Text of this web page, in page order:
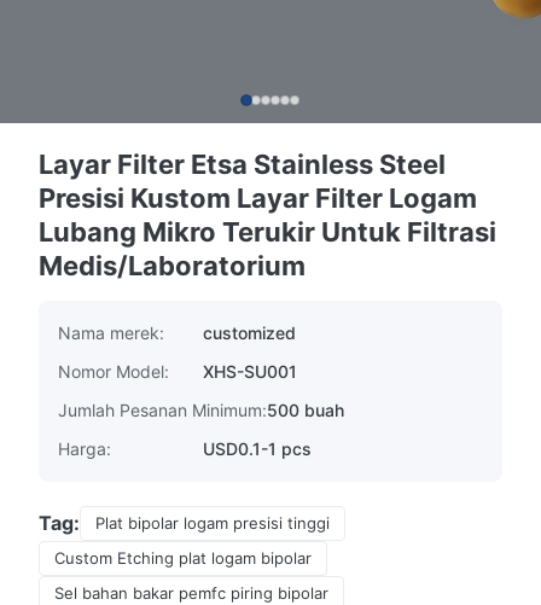
Layar Filter Etsa Stainless Steel
Presisi Kustom Layar Filter Logam
Lubang Mikro Terukir Untuk Filtrasi
Medis/Laboratorium
Nama merek:
customized
Nomor Model:
XHS-SU001
Jumlah Pesanan Minimum:500 buah
Harga:
USD0.1-1 pcs
Tag:
Plat bipolar logam presisi tinggi
Custom Etching plat logam bipolar
Sel bahan bakar pemfc piring bipolar